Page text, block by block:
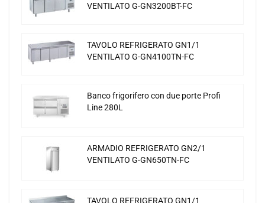
VENTILATO G-GN3200BT-FC
TAVOLO REFRIGERATO GN1/1
VENTILATO G-GN4100TN-FC
Banco frigorifero con due porte Profi
Line 280L
ARMADIO REFRIGERATO GN2/1
VENTILATO G-GN650TN-FC
TAVOLO REFRIGERATO GN1/1